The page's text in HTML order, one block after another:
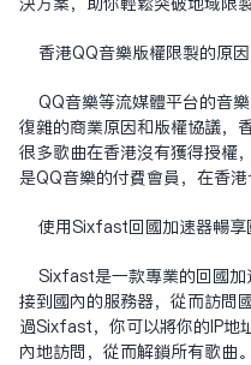
香港QQ音乐版权限制的原因
QQ音乐等流媒体平台的音
复杂的商业原因和版权协议，
很多歌曲在香港没有获得授权
是QQ音乐的付费会员，在香港
使用Sixfast回国加速器畅享
Sixfast是一款专业的回国
接到国内的服务器，从而访问
过Sixfast，你可以将你的IP地
内地访问，从而解锁所有歌曲。